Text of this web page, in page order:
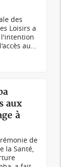
des
Loisirs a
l'intention
au...
aux
à
de
la Santé,